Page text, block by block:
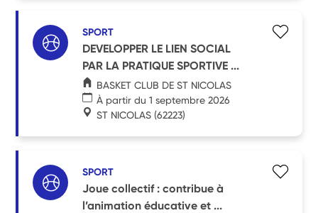
SPORT
DEVELOPPER LE LIEN SOCIAL
PAR LA PRATIQUE SPORTIVE ...
BASKET CLUB DE ST NICOLAS
À partir du 1 septembre 2026
ST NICOLAS (62223)
SPORT
Joue collectif : contribue à
l’animation éducative et ...